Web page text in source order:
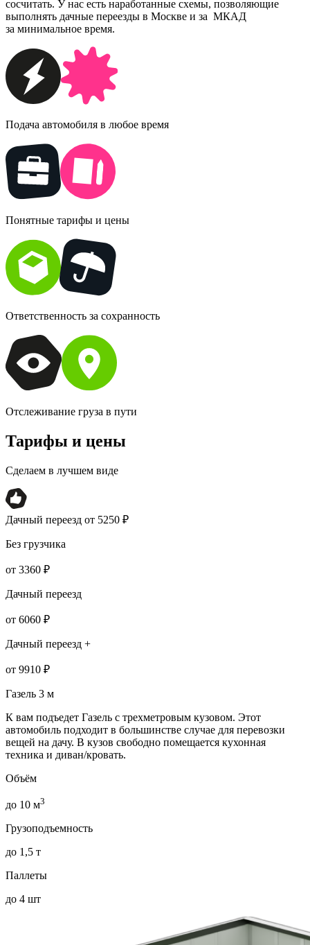
сосчитать. У нас есть наработанные схемы, позволяющие
выполнять дачные переезды в Москве и за МКАД
за минимальное время.
Подача автомобиля в любое время
Понятные тарифы и цены
Ответственность за сохранность
Отслеживание груза в пути
Тарифы и цены
Сделаем в лучшем виде
Дачный переезд от 5250 ₽
Без грузчика
от 3360 ₽
Дачный переезд
от 6060 ₽
Дачный переезд +
от 9910 ₽
Газель 3 м
К вам подъедет Газель с трехметровым кузовом. Этот
автомобиль подходит в большинстве случае для перевозки
вещей на дачу. В кузов свободно помещается кухонная
техника и диван/кровать.
Объём
до 10 м3
Грузоподъемность
до 1,5 т
Паллеты
до 4 шт